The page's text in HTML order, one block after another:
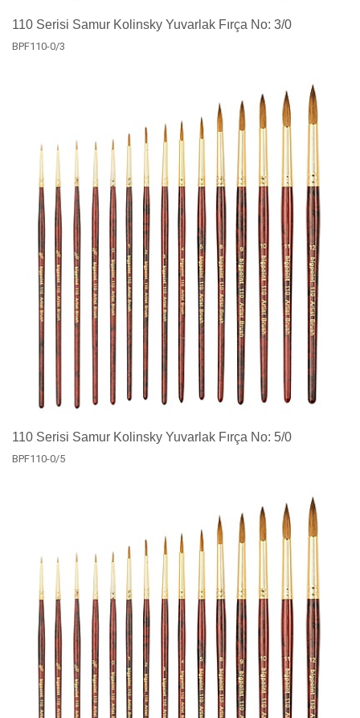
110 Serisi Samur Kolinsky Yuvarlak Fırça No: 3/0
BPF110-0/3
110 Serisi Samur Kolinsky Yuvarlak Fırça No: 5/0
BPF110-0/5